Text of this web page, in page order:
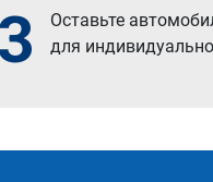
3
Оставьте
для